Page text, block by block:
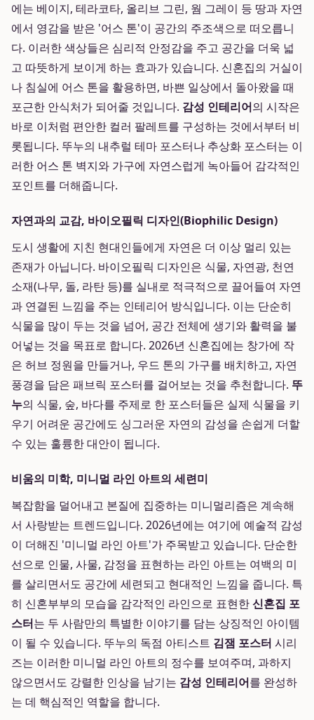
에는 베이지, 테라코타, 올리브 그린, 웜 그레이 등 땅과 자연
에서 영감을 받은 '어스 톤'이 공간의 주조색으로 떠오릅니
다. 이러한 색상들은 심리적 안정감을 주고 공간을 더욱 넓
고 따뜻하게 보이게 하는 효과가 있습니다. 신혼집의 거실이
나 침실에 어스 톤을 활용하면, 바쁜 일상에서 돌아왔을 때
포근한 안식처가 되어줄 것입니다. 감성 인테리어의 시작은
바로 이처럼 편안한 컬러 팔레트를 구성하는 것에서부터 비
롯됩니다. 뚜누의 내추럴 테마 포스터나 추상화 포스터는 이
러한 어스 톤 벽지와 가구에 자연스럽게 녹아들어 감각적인
포인트를 더해줍니다.
자연과의 교감, 바이오필릭 디자인(Biophilic Design)
도시 생활에 지친 현대인들에게 자연은 더 이상 멀리 있는
존재가 아닙니다. 바이오필릭 디자인은 식물, 자연광, 천연
소재(나무, 돌, 라탄 등)를 실내로 적극적으로 끌어들여 자연
과 연결된 느낌을 주는 인테리어 방식입니다. 이는 단순히
식물을 많이 두는 것을 넘어, 공간 전체에 생기와 활력을 불
어넣는 것을 목표로 합니다. 2026년 신혼집에는 창가에 작
은 허브 정원을 만들거나, 우드 톤의 가구를 배치하고, 자연
풍경을 담은 패브릭 포스터를 걸어보는 것을 추천합니다. 뚜
누의 식물, 숲, 바다를 주제로 한 포스터들은 실제 식물을 키
우기 어려운 공간에도 싱그러운 자연의 감성을 손쉽게 더할
수 있는 훌륭한 대안이 됩니다.
비움의 미학, 미니멀 라인 아트의 세련미
복잡함을 덜어내고 본질에 집중하는 미니멀리즘은 계속해
서 사랑받는 트렌드입니다. 2026년에는 여기에 예술적 감성
이 더해진 '미니멀 라인 아트'가 주목받고 있습니다. 단순한
선으로 인물, 사물, 감정을 표현하는 라인 아트는 여백의 미
를 살리면서도 공간에 세련되고 현대적인 느낌을 줍니다. 특
히 신혼부부의 모습을 감각적인 라인으로 표현한신혼집 포
스터는 두 사람만의 특별한 이야기를 담는 상징적인 아이템
이 될 수 있습니다. 뚜누의 독점 아티스트 김잼 포스터 시리
즈는 이러한 미니멀 라인 아트의 정수를 보여주며, 과하지
않으면서도 강렬한 인상을 남기는 감성 인테리어를 완성하
는 데 핵심적인 역할을 합니다.